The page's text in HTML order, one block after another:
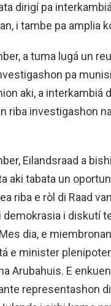
dirigí pa
i tambe pa amplia
a tuma lugá un
pa
aki, a interkambiá
riba investigashon
Eilandsraad a
aki tabata un
riba e ròl di Raad
demokrasia i diskutí
dia, e
e minister
Arubahuis. E
representashon